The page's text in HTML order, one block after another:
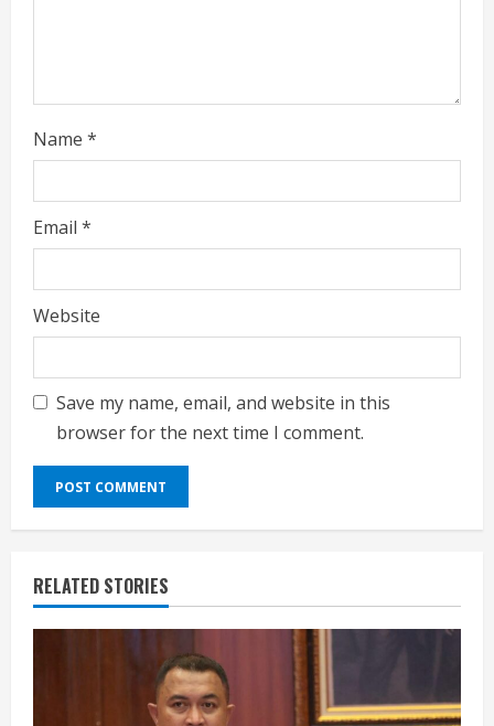
Name *
Email *
Website
Save my name, email, and website in this
browser for the next time I comment.
RELATED STORIES